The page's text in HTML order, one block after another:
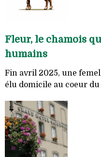
Fleur, le chamois
humains
Fin avril 2025, une
élu domicile au coeur